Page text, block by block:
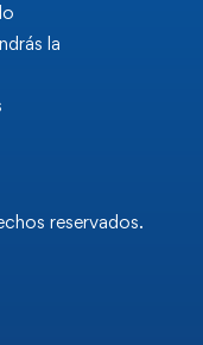
la
reservados.